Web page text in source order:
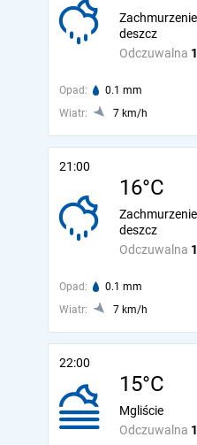
Odczuwalna
deszcz
Opad: 0.1 mm
Wiatr:
7 km/h
21:00
16°C
Odczuwalna
deszcz
Opad: 0.1 mm
Wiatr:
7 km/h
22:00
15°C
Odczuwalna
Mgliście